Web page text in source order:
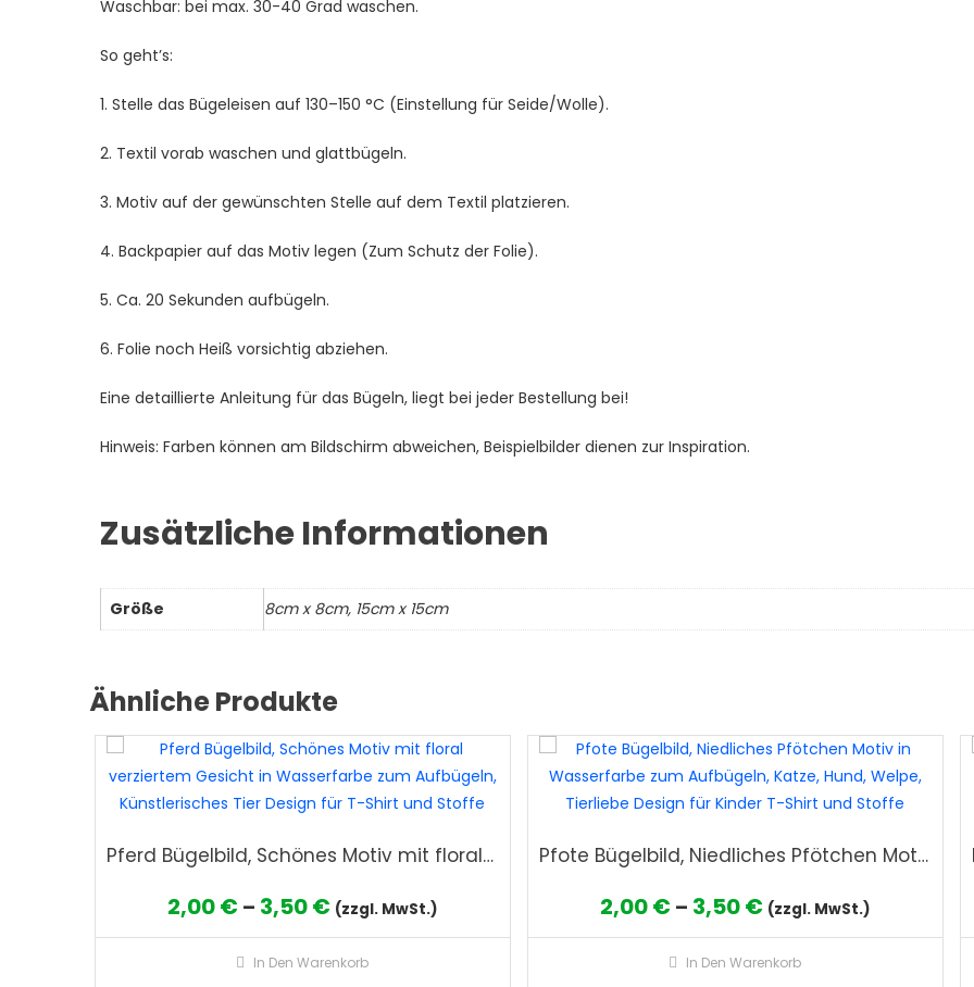
Waschbar: bei max. 30-40 Grad waschen.
So geht’s:
1. Stelle das Bügeleisen auf 130–150 °C (Einstellung für Seide/Wolle).
2. Textil vorab waschen und glattbügeln.
3. Motiv auf der gewünschten Stelle auf dem Textil platzieren.
4. Backpapier auf das Motiv legen (Zum Schutz der Folie).
5. Ca. 20 Sekunden aufbügeln.
6. Folie noch Heiß vorsichtig abziehen.
Eine detaillierte Anleitung für das Bügeln, liegt bei jeder Bestellung bei!
Hinweis: Farben können am Bildschirm abweichen, Beispielbilder dienen zur Inspiration.
Zusätzliche Informationen
Größe 8cm x 8cm, 15cm x 15cm
Ähnliche Produkte
Pferd Bügelbild, Schönes Motiv mit floral verziertem Gesicht in Wasserfarbe zum Aufbügeln, Künstlerisches Tier Design für T-Shirt und Stoffe
2,00€ – 3,50€Preisspanne:
2,00 €
bis
(zzgl. MwSt.)
In Den Warenkorb
Pfote Bügelbild, Niedliches Pfötchen Motiv in Wasserfarbe zum Aufbügeln, Katze, Hund, Welpe, Tierliebe Design für Kinder T-Shirt und Stoffe
2,00€ – 3,50€Preisspanne:
2,00 €
bis
(zzgl. MwSt.)
In Den Warenkorb